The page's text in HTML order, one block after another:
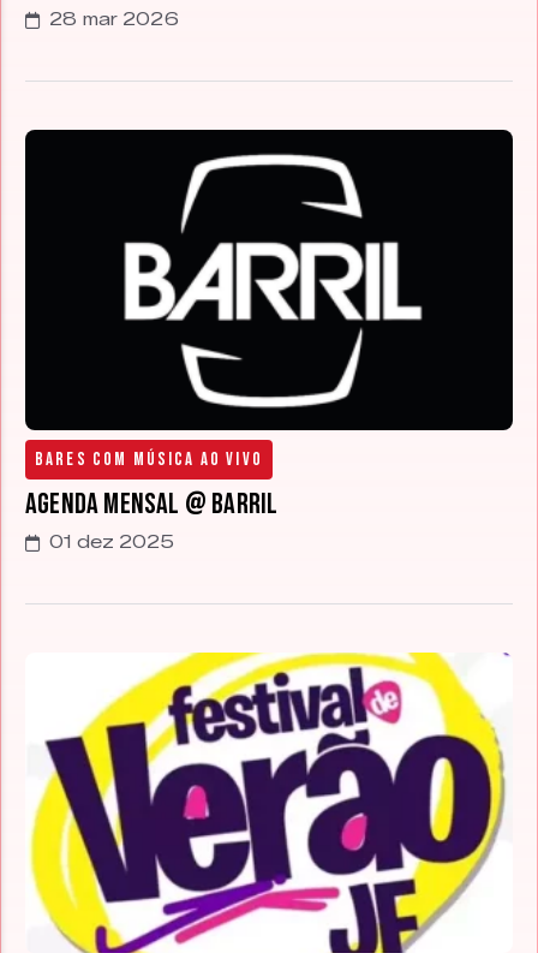
28 mar 2026
Bares com Música Ao Vivo
Agenda Mensal @ Barril
01 dez 2025